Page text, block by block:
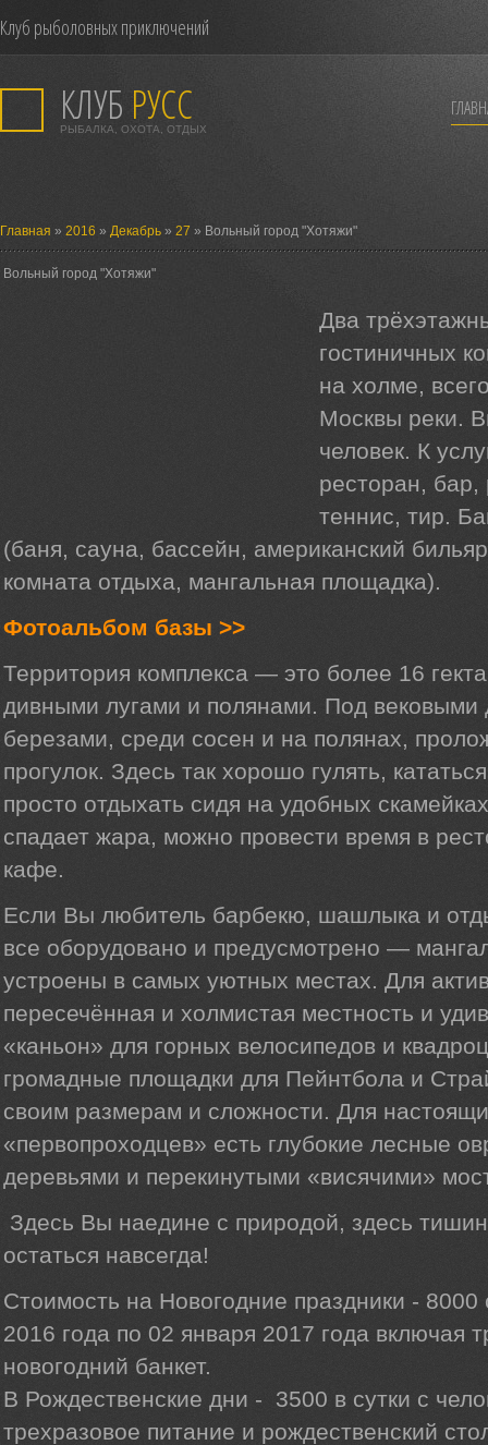
Клуб рыболовных приключений
КЛУБ РУСС
РЫБАЛКА, ОХОТА, ОТДЫХ
Главная » 2016 » Декабрь » 27 » Вольный город "Хотяжи"
Вольный город "Хотяжи"
Два
гостиничных
на холме,
Москвы реки.
человек. К
ресторан, бар,
теннис, тир.
(баня, сауна, бассейн, американский
комната отдыха, мангальная площадка).
Фотоальбом базы >>
Территория комплекса — это более 16
дивными лугами и полянами. Под вековыми
березами, среди сосен и на полянах,
прогулок. Здесь так хорошо гулять,
просто отдыхать сидя на удобных
спадает жара, можно провести время в
кафе.
Если Вы любитель барбекю, шашлыка и
все оборудовано и предусмотрено —
устроены в самых уютных местах. Для
пересечённая и холмистая местность и
«каньон» для горных велосипедов и
громадные площадки для Пейнтбола и
своим размерам и сложности. Для
«первопроходцев» есть глубокие лесные
деревьями и перекинутыми «висячими»
Здесь Вы наедине с природой, здесь
остаться навсегда!
Стоимость на Новогодние праздники - 8000
2016 года по 02 января 2017 года включая
новогодний банкет.
В Рождественские дни - 3500 в сутки с
трехразовое питание и рождественский